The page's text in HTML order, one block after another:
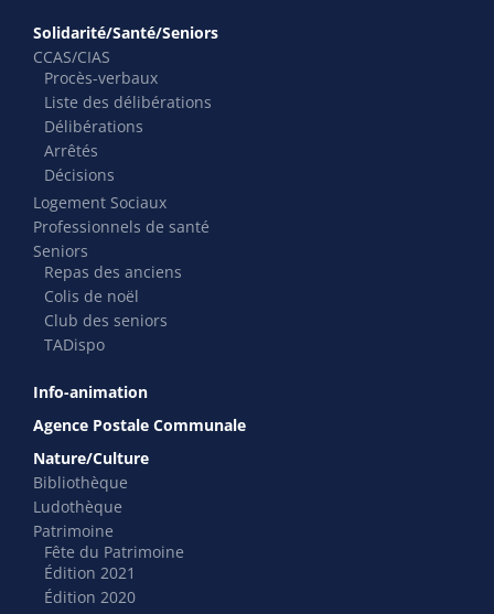
Solidarité/Santé/Seniors
CCAS/CIAS
Procès-verbaux
Liste des délibérations
Délibérations
Arrêtés
Décisions
Logement Sociaux
Professionnels de santé
Seniors
Repas des anciens
Colis de noël
Club des seniors
TADispo
Info-animation
Agence Postale Communale
Nature/Culture
Bibliothèque
Ludothèque
Patrimoine
Fête du Patrimoine
Édition 2021
Édition 2020